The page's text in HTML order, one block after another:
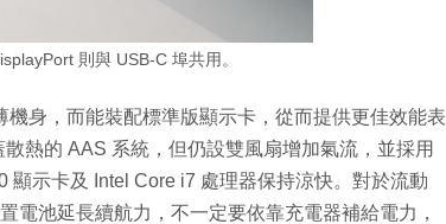
則與 USB-C 埠共用。
身，而能裝配標準版顯示卡，從而提供更佳效能表
熱的 AAS 系統，但仍設雙風扇增加氣流，並採用
示卡及 Intel Core i7 處理器保持涼快。對於流動
電池延長續航力，不一定要依靠充電器補給電力，